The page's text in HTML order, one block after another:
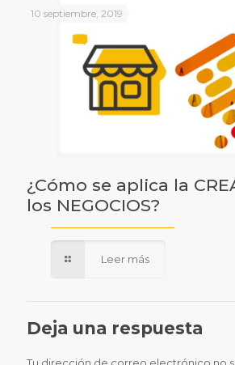
10 septiembre, 2019
¿Cómo se aplica la
los NEGOCIOS?
Leer más
Deja una respuesta